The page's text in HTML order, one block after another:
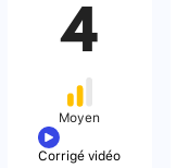
4
Moyen
Corrigé vidéo